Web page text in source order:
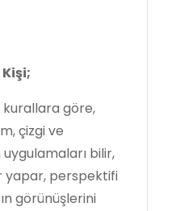
göre,
çizgi ve
bilir,
yapar, perspektifi
görünüşlerini